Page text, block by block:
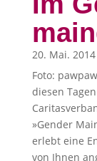
20. Mai. 2014
Foto:
diesen
»Gender
erlebt eine
von Ihnen